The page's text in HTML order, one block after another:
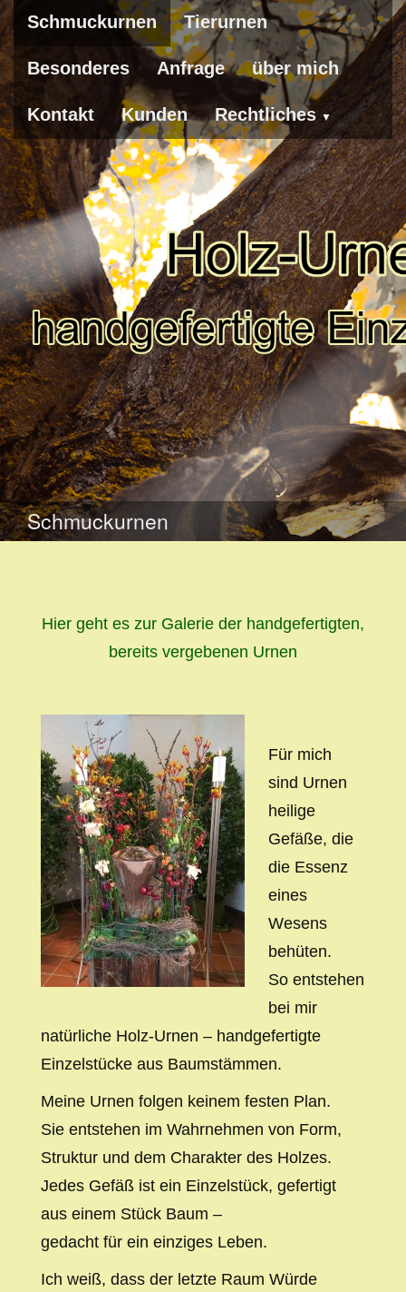
Schmuckurnen Tierurnen
Besonderes Anfrage über mich
Kontakt Kunden Rechtliches
WEITER
ZUM
INHALT
Schmuckurnen
Hier geht es zur Galerie der handgefertigten,
bereits vergebenen Urnen
Für mich
sind Urnen
heilige
Gefäße, die
die Essenz
eines
Wesens
behüten.
So entstehen
bei mir
natürliche Holz-Urnen – handgefertigte
Einzelstücke aus Baumstämmen.
Meine Urnen folgen keinem festen Plan.
Sie entstehen im Wahrnehmen von Form,
Struktur und dem Charakter des Holzes.
Jedes Gefäß ist ein Einzelstück, gefertigt
aus einem Stück Baum –
gedacht für ein einziges Leben.
Ich weiß, dass der letzte Raum Würde